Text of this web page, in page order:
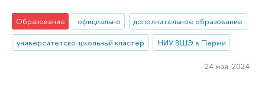
Образование официально
дополнительное образование
университетско-школьный кластер
НИУ ВШЭ в Перми
24 мая 2024